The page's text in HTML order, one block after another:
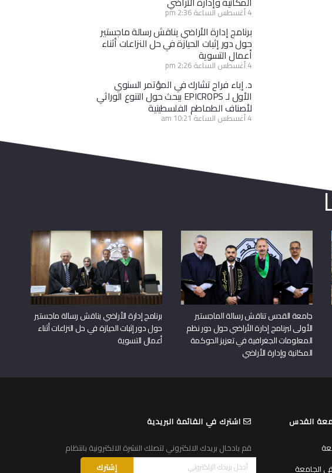
4 أغسطس الساعة 2:36 pm
برنامج إدارة الأراضي يناقش رسالة ماجستير
حول دور إثبات الحيازة في حل النزاعات أثناء
أعمال التسوية
4 أغسطس الساعة 2:26 pm
د. إباء فراح تشارك في المؤتمر السنوي
الأول لـ EPICROPS ببحث حول التنوع الوراثي
لأصناف الطماطم الفلسطينية
4 أغسطس الساعة 10:21 am
جامعة القدس تناقش رسالة الماجستير
الأولى لبرنامج إدارة الأراضي حول دور نظم
المعلومات الجغرافية في تعزيز الحوكمة
المكانية وإدارة الأراضي
برنامج إدارة الأراضي يناقش رسالة ماجستير
حول دور إثبات الحيازة في حل النزاعات أثناء
أعمال التسوية
القدس
الجامعة
اشترك في القائمة البريدية
قم بادخال بريدك الالكتروني لتصلك النشرة الالكترونية بانتظام